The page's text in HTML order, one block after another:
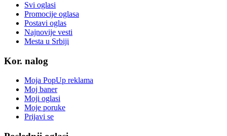
Svi oglasi
Promocije oglasa
Postavi oglas
Najnovije vesti
Mesta u Srbiji
Kor. nalog
Moja PopUp reklama
Moj baner
Moji oglasi
Moje poruke
Prijavi se